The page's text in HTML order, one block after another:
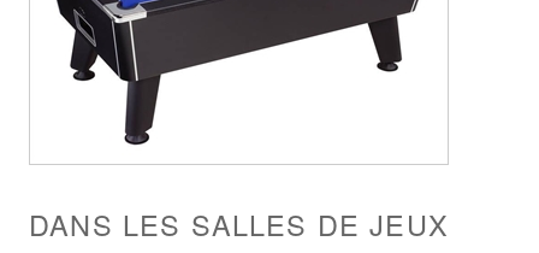
DANS LES SALLES DE JEUX